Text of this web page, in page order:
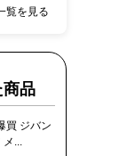
覧を見る
商品
買 ジバン
メ...